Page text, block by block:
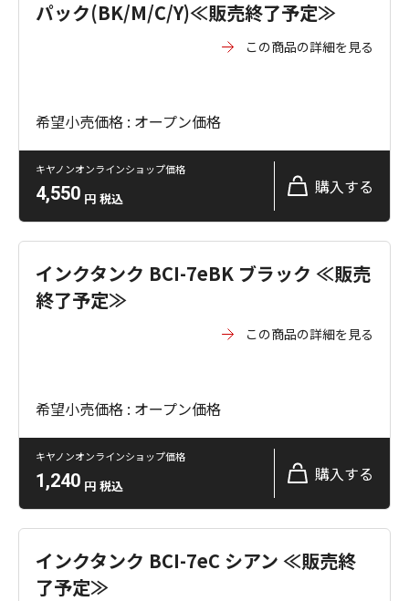
パック(BK/M/C/Y)≪販売終了予定≫
この商品の詳細を見る
希望小売価格 : オープン価格
キヤノンオンラインショップ価格
4,550 円 税込
購入する
インクタンク BCI-7eBK ブラック ≪販売
終了予定≫
この商品の詳細を見る
希望小売価格 : オープン価格
キヤノンオンラインショップ価格
1,240 円 税込
購入する
インクタンク BCI-7eC シアン ≪販売終
了予定≫